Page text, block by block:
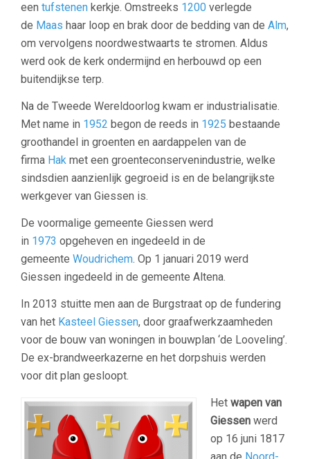
een tufstenen kerkje. Omstreeks 1200 verlegde
de Maas haar loop en brak door de bedding van de Alm,
om vervolgens noordwestwaarts te stromen. Aldus
werd ook de kerk ondermijnd en herbouwd op een
buitendijkse terp.
Na de Tweede Wereldoorlog kwam er industrialisatie.
Met name in 1952 begon de reeds in 1925 bestaande
groothandel in groenten en aardappelen van de
firma Hak met een groenteconservenindustrie, welke
sindsdien aanzienlijk gegroeid is en de belangrijkste
werkgever van Giessen is.
De voormalige gemeente Giessen werd
in 1973 opgeheven en ingedeeld in de
gemeente Woudrichem. Op 1 januari 2019 werd
Giessen ingedeeld in de gemeente Altena.
In 2013 stuitte men aan de Burgstraat op de fundering
van het Kasteel Giessen, door graafwerkzaamheden
voor de bouw van woningen in bouwplan ‘de Looveling’.
De ex-brandweerkazerne en het dorpshuis werden
voor dit plan gesloopt.
Het wapen van
Giessen werd
op 16 juni 1817